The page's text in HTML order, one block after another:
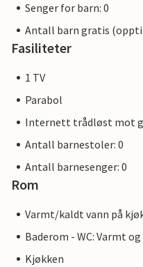
Senger for barn: 0
Antall barn gratis
Fasiliteter
1 TV
Parabol
Internett trådløst mot
Antall barnestoler: 0
Antall barnesenger: 0
Rom
Varmt/kaldt vann på
Baderom - WC: Varmt
Kjøkken